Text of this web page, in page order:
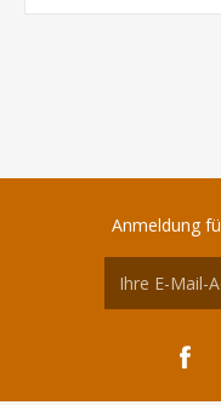
Anmeldung